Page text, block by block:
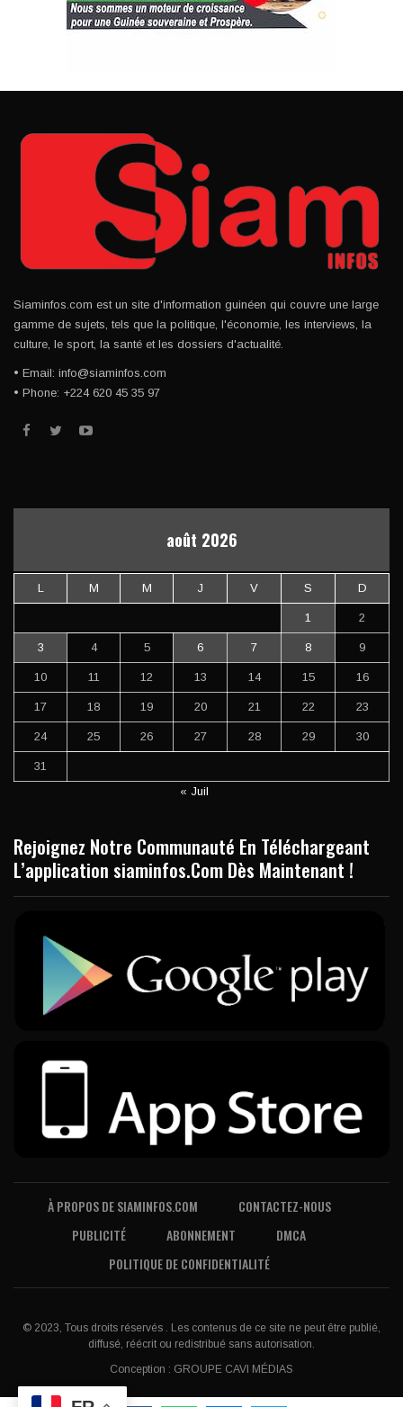
Siaminfos.com est un site d'information guinéen qui couvre une large
gamme de sujets, tels que la politique, l'économie, les interviews, la
culture, le sport, la santé et les dossiers d'actualité.
• Email: info@siaminfos.com
• Phone: +224 620 45 35 97
août 2026
L M M J V S D
1 2
3 4 5 6 7 8 9
10 11 12 13 14 15 16
17 18 19 20 21 22 23
24 25 26 27 28 29 30
31
« Juil
Rejoignez Notre Communauté En Téléchargeant
L’application siaminfos.Com Dès Maintenant !
À PROPOS DE SIAMINFOS.COM
CONTACTEZ-NOUS
PUBLICITÉ
ABONNEMENT
DMCA
POLITIQUE DE CONFIDENTIALITÉ
© 2023, Tous droits réservés . Les contenus de ce site ne peut être publié,
diffusé, réécrit ou redistribué sans autorisation.
Conception : GROUPE CAVI MÉDIAS